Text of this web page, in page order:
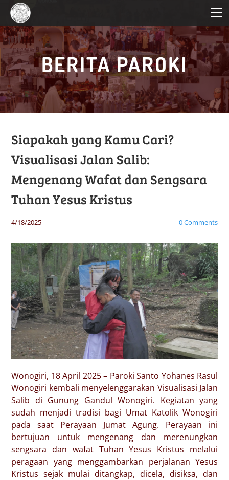
BERITA PAROKI
Siapakah yang Kamu Cari?
Visualisasi Jalan Salib:
Mengenang Wafat dan Sengsara
Tuhan Yesus Kristus
4/18/2025 0 Comments
Wonogiri, 18 April 2025 – Paroki Santo Yohanes Rasul
Wonogiri kembali menyelenggarakan Visualisasi Jalan
Salib di Gunung Gandul Wonogiri. Kegiatan yang
sudah menjadi tradisi bagi Umat Katolik Wonogiri
pada saat Perayaan Jumat Agung. Perayaan ini
bertujuan untuk mengenang dan merenungkan
sengsara dan wafat Tuhan Yesus Kristus melalui
peragaan yang menggambarkan perjalanan Yesus
Kristus sejak mulai ditangkap, dicela, disiksa, dan
PROFIL PAROKI
KATEKESE
PELAYANAN
BERITA PAROKI